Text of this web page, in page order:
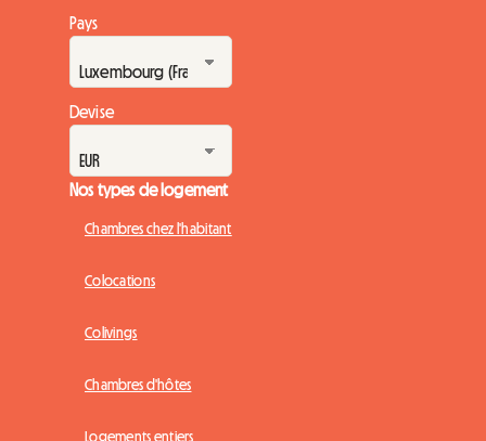
Pays
Devise
Nos types de logement
Chambres chez l'habitant
Colocations
Colivings
Chambres d'hôtes
Logements entiers